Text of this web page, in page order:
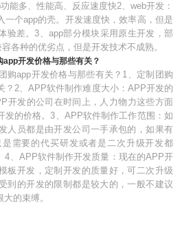
能多、性能高、反应速度快2、web开发：
一个app的壳。开发速度快，效率高，但是
验差。3、app部分模块采用原生开发，部
各种的优劣点，但是开发技术不成熟。
开发价格与那些有关？
购app开发价格与那些有关？1、定制团购
？2、APP软件制作难度大小：APP开发的
开发的公司在时间上，人力物力这些方面
发的价格。3、APP软件制作工作范围：如
人员都是由开发公司一手承包的，如果有
需要的代买研发或者是二次升级开发都
4、APP软件制作开发质量：现在的APP开
板开发，定制开发的质量好，可二次升级
到的开发的限制都是较大的，一般不建议
的束缚。